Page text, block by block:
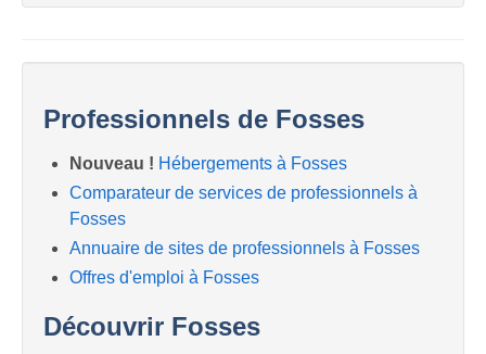
Professionnels de Fosses
Nouveau ! Hébergements à Fosses
Comparateur de services de professionnels à
Fosses
Annuaire de sites de professionnels à Fosses
Offres d'emploi à Fosses
Découvrir Fosses